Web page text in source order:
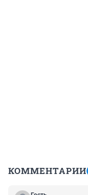
КОММЕНТАРИИ